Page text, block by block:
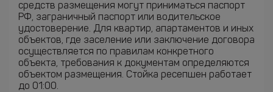
средств размещения могут приниматься паспорт
РФ, заграничный паспорт или водительское
удостоверение. Для квартир, апартаментов и иных
объектов, где заселение или заключение договора
осуществляется по правилам конкретного
объекта, требования к документам определяются
объектом размещения. Стойка ресепшен работает
до 01:00.